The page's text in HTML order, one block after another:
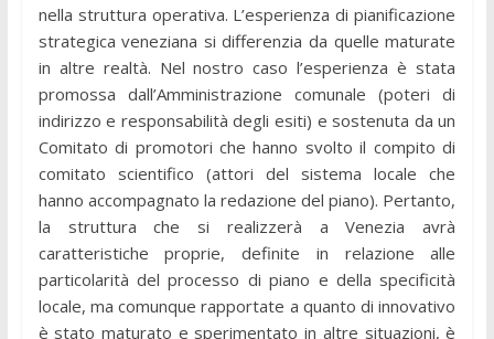
nella struttura operativa. L’esperienza di pianificazione
strategica veneziana si differenzia da quelle maturate
in altre realtà. Nel nostro caso l’esperienza è stata
promossa dall’Amministrazione comunale (poteri di
indirizzo e responsabilità degli esiti) e sostenuta da un
Comitato di promotori che hanno svolto il compito di
comitato scientifico (attori del sistema locale che
hanno accompagnato la redazione del piano). Pertanto,
la struttura che si realizzerà a Venezia avrà
caratteristiche proprie, definite in relazione alle
particolarità del processo di piano e della specificità
locale, ma comunque rapportate a quanto di innovativo
è stato maturato e sperimentato in altre situazioni, è